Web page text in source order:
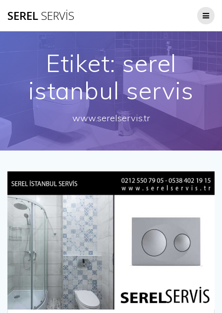
SERELSERVİS
Etiket:serel
istanbul servis
www.serelservis.tr